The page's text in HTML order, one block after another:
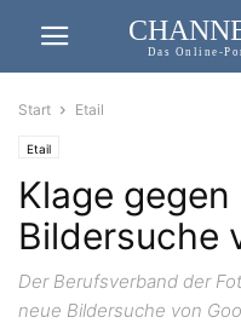
Das Online-
Start Etail
Etail
Klage gegen
Bildersuche
Der Berufsverband der
neue Bildersuche von